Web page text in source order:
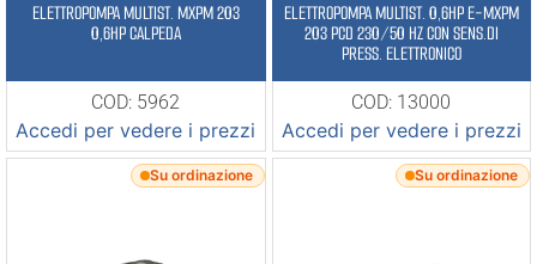
ELETTROPOMPA MULTIST. MXPM 203
0,6HP CALPEDA
COD: 5962
Accedi per vedere i prezzi
ELETTROPOMPA MULTIST. 0,6HP E-MXPM
203 PCD 230/50 HZ CON SENS.DI
PRESS. ELETTRONICO
COD: 13000
Accedi per vedere i prezzi
Su ordinazione Su ordinazione